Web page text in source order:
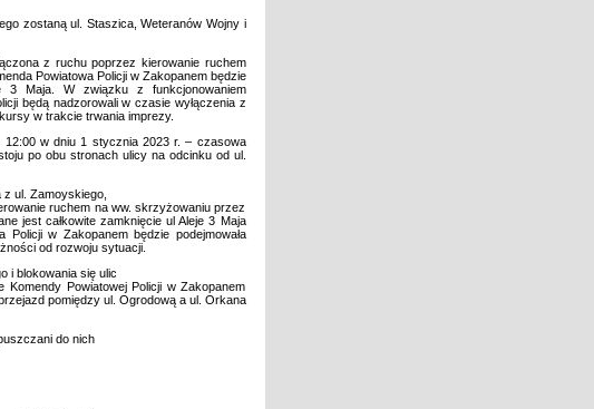
zostaną ul. Staszica, Weteranów Wojny i
z ruchu poprzez kierowanie ruchem
Powiatowa Policji w Zakopanem będzie
3 Maja. W związku z funkcjonowaniem
będą nadzorowali w czasie wyłączenia z
w trakcie trwania imprezy.
w dniu 1 stycznia 2023 r. – czasowa
po obu stronach ulicy na odcinku od ul.
ul. Zamoyskiego,
ruchem na ww. skrzyżowaniu przez
jest całkowite zamknięcie ul Aleje 3 Maja
w Zakopanem będzie podejmowała
od rozwoju sytuacji.
i blokowania się ulic
Powiatowej Policji w Zakopanem
pomiędzy ul. Ogrodową a ul. Orkana
do nich